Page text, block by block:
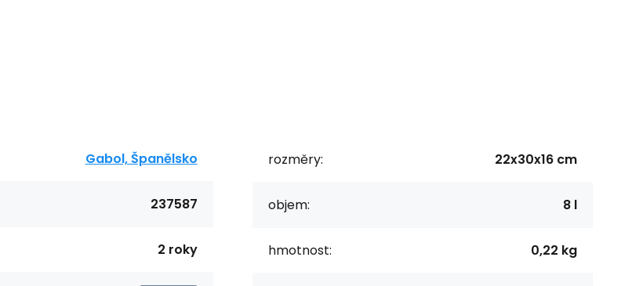
Gabol, Španělsko
237587
2 roky
rozměry: 22x30x16 cm
objem: 8 l
hmotnost: 0,22 kg